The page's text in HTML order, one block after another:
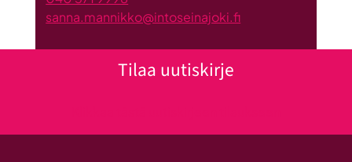
sanna.mannikko@intoseinajoki.fi
Tilaa uutiskirje